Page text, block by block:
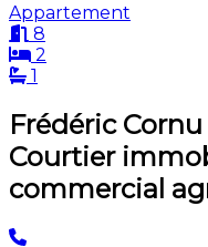
Appartement
8
2
1
Frédéric Cornu
Courtier
commercial